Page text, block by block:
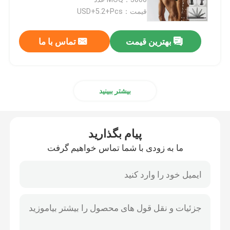
دستگاه برش موی ضد آب
ماشین تراش برقی
قیمت：USD+5.2+Pcs
بهترین قیمت تماس با ما
بیشتر ببینید
پیام بگذارید
ما به زودی با شما تماس خواهیم گرفت